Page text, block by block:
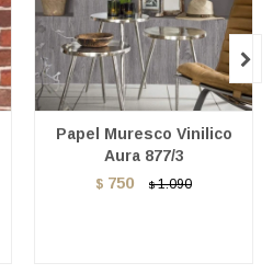
Papel Muresco Vinilico
Aura 877/3
$ 750 $ 1.090
